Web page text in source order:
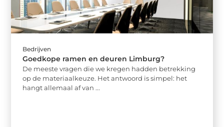
Bedrijven
Goedkope ramen en deuren Limburg?
De meeste vragen die we kregen hadden betrekking
op de materiaalkeuze. Het antwoord is simpel: het
hangt allemaal af van ...